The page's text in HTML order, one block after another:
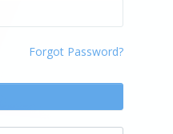
Forgot Password?